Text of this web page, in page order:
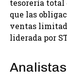
tesorería total
que las
ventas
liderada por